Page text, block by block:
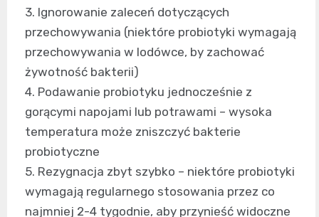
3. Ignorowanie zaleceń dotyczących
przechowywania (niektóre probiotyki wymagają
przechowywania w lodówce, by zachować
żywotność bakterii)
4. Podawanie probiotyku jednocześnie z
gorącymi napojami lub potrawami – wysoka
temperatura może zniszczyć bakterie
probiotyczne
5. Rezygnacja zbyt szybko – niektóre probiotyki
wymagają regularnego stosowania przez co
najmniej 2-4 tygodnie, aby przynieść widoczne